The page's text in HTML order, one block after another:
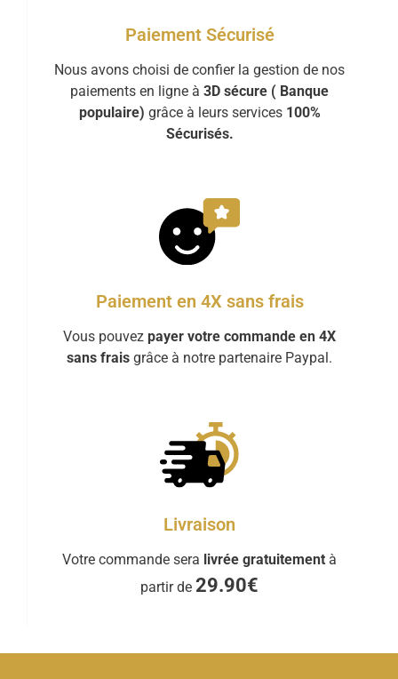
Paiement Sécurisé
Nous avons choisi de confier la gestion de nos
paiements en ligne à 3D sécure ( Banque
populaire) grâce à leurs services 100%
Sécurisés.
Paiement en 4X sans frais
Vous pouvez payer votre commande en 4X
sans frais grâce à notre partenaire Paypal.
Livraison
Votre commande sera livrée gratuitement à
partir de 29.90€